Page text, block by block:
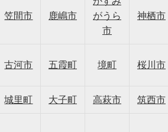
笠間市 鹿嶋市
がうら
市
神栖市
古河市 五霞町 境町 桜川市
城里町 大子町 高萩市 筑西市